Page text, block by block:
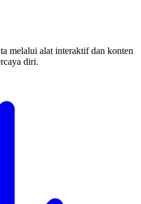
melalui alat interaktif dan konten
diri.